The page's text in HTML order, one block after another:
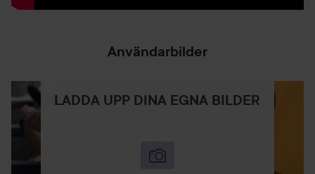
Användarbilder
LADDA UPP DINA EGNA BILDER